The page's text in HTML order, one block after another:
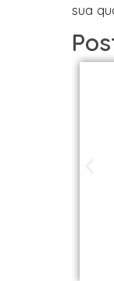
sua